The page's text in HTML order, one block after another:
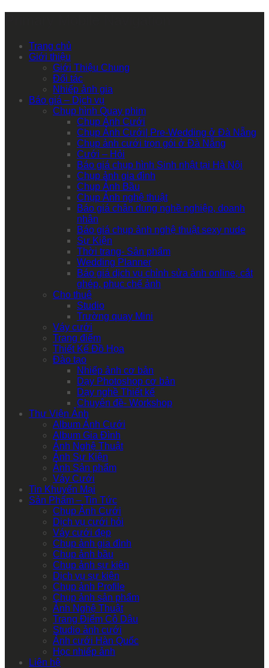
Trang chủ
Giới thiệu
Giới Thiệu Chung
Đối tác
Nhiếp ảnh gia
Báo giá – Dịch vụ
Chụp hình Quay phim
Chụp Ảnh Cưới
Chụp Ảnh Cưới| Pre-Wedding ở Đà Nẵng
Chụp ảnh cưới trọn gói ở Đà Nẵng
Cưới – Hỏi
Báo giá chụp hình Sinh nhật tại Hà Nội
Chụp ảnh gia đình
Chụp Ảnh Bầu
Chụp Ảnh nghệ thuật
Báo giá chân dung nghề nghiệp, doanh
nhân
Báo giá chụp ảnh nghệ thuật sexy nude
Sự Kiện
Thời trang- Sản phẩm
Wedding Planner
Báo giá dịch vụ chỉnh sửa ảnh online, cắt
ghép, phục chế ảnh
Cho thuê
Studio
Trường quay Mini
Váy cưới
Trang điểm
Thiết Kế Đồ Họa
Đào tạo
Nhiếp ảnh cơ bản
Dạy Photoshop cơ bản
Dạy nghề Thiết kế
Chuyên đề- Workshop
Thư Viện Ảnh
Album Ảnh Cưới
Album Gia Đình
Ảnh Nghệ Thuật
Ảnh Sự Kiện
Ảnh Sản phẩm
Váy Cưới
Tin Khuyến Mại
Sản Phẩm – Tin Tức
Chụp Ảnh Cưới
Dịch vụ cưới hỏi
Váy cưới đẹp
Chụp ảnh gia đình
Chụp ảnh bầu
Chụp ảnh sự kiện
Dịch vụ sự kiện
Chụp ảnh Profile
Chụp ảnh sản phẩm
Ảnh Nghệ Thuật
Trang Điểm Cô Dâu
Studio ảnh cưới
Ảnh cưới Hàn Quốc
Học nhiếp ảnh
Liên hệ